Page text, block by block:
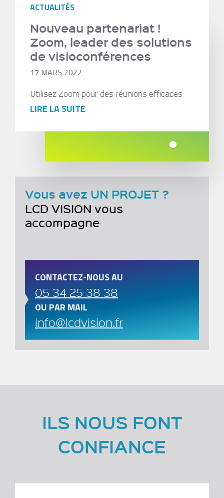
ACTUALITÉS
Nouveau partenariat !
Zoom, leader des solutions
de visioconférences
17 MARS 2022
Utilisez Zoom pour des réunions efficaces
LIRE LA SUITE
Vous avez UN PROJET ?
LCD VISION vous
accompagne
CONTACTEZ-NOUS AU
05 34 25 38 38
OU PAR MAIL
info@lcdvision.fr
ILS NOUS FONT
CONFIANCE